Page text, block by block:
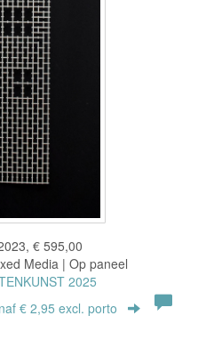
€ 595,00
Media | Op paneel
2025
€ 2,95 excl. porto